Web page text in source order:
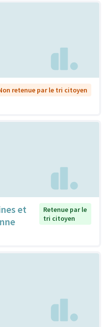
retenue par le tri citoyen
et
Retenue par le
tri citoyen